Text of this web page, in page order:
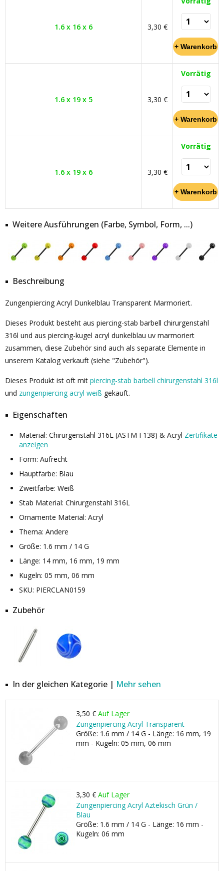
1.6 x 16 x 6 3,30 €
1.6 x 19 x 5 3,30 €
Vorrätig
1.6 x 19 x 6 3,30 €
Vorrätig
Weitere Ausführungen (Farbe, Symbol, Form, ...)
Beschreibung
Zungenpiercing Acryl Dunkelblau Transparent Marmoriert.
Dieses Produkt besteht aus piercing-stab barbell chirurgenstahl
316l und aus piercing-kugel acryl dunkelblau uv marmoriert
zusammen, diese Zubehör sind auch als separate Elemente in
unserem Katalog verkauft (siehe "Zubehör").
Dieses Produkt ist oft mit piercing-stab barbell chirurgenstahl 316l
und zungenpiercing acryl weiß gekauft.
Eigenschaften
Material: Chirurgenstahl 316L (ASTM F138) & Acryl Zertifikate
anzeigen
Form: Aufrecht
Hauptfarbe: Blau
Zweitfarbe: Weiß
Stab Material: Chirurgenstahl 316L
Ornamente Material: Acryl
Thema: Andere
Größe: 1.6 mm / 14 G
Länge: 14 mm, 16 mm, 19 mm
Kugeln: 05 mm, 06 mm
SKU: PIERCLAN0159
Zubehör
In der gleichen Kategorie | Mehr sehen
3,50 € Auf Lager
Zungenpiercing Acryl Transparent
Größe: 1.6 mm / 14 G - Länge: 16 mm, 19
mm - Kugeln: 05 mm, 06 mm
3,30 € Auf Lager
Zungenpiercing Acryl Aztekisch Grün /
Blau
Größe: 1.6 mm / 14 G - Länge: 16 mm -
Kugeln: 06 mm